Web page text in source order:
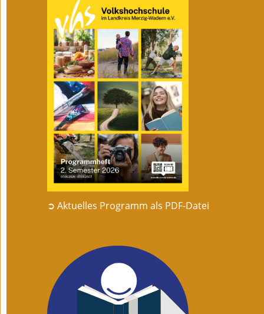
➲ Aktuelles Programm als PDF-Datei